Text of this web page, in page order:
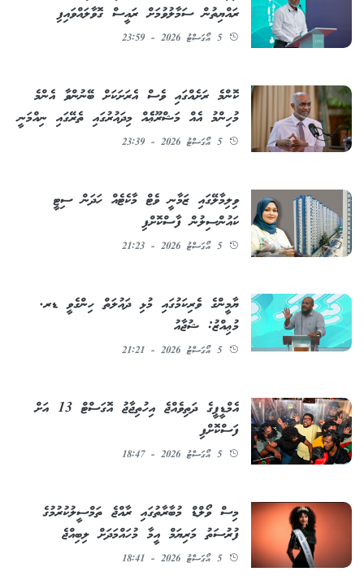
ރައްޔިތުން ސަމާލުވުމަށް ރައީސް ގޮވާލައްވައިފި
5 އޯގަސްޓު 2026 - 23:59
ކޮންމެ ރަށެއްގައި ވެސް އެރަށަކަށް ބޭނުންވާ އެންމެ
މުހިންމު އެއް މަޝްރޫޢެެއް މިދައުރުގައި ތެރޭގައި ނިއްމަނީ
5 އޯގަސްޓު 2026 - 23:39
ވިލިމާލޭގައި ޒަމާނީ ވެޓް މާކެޓެއް ހަދަން ސިޓީ
ކައުންސިލުން ފާސްކޮށްފި
5 އޯގަސްޓު 2026 - 21:23
ޔާމީންގެ ވެރިކަމުގައި މުޅި ދައުލަތް ހިންގެވީ ޑރ.
މުޢިއްޒު: ޝުޖާއު
5 އޯގަސްޓު 2026 - 21:21
އެމްޑީޕީގެ ދަތިވެއްޖެ އިހުތިޖާޖު އޮގަސްޓް 13 އަށް
ފަސްކޮށްފި
5 އޯގަސްޓު 2026 - 18:47
މިސް ވޯލްޑް މުބާރާތުގައި ރާއްޖެ ތަމްސީލުކުރުމުގެ
ފުރުސަތު މަރިޔަމް އީމާ މުހައްމަދަށް ލިބިއްޖެ
5 އޯގަސްޓު 2026 - 18:41